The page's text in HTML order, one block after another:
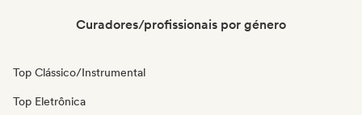
Curadores/profissionais por género
Top Clássico/Instrumental
Top Eletrônica